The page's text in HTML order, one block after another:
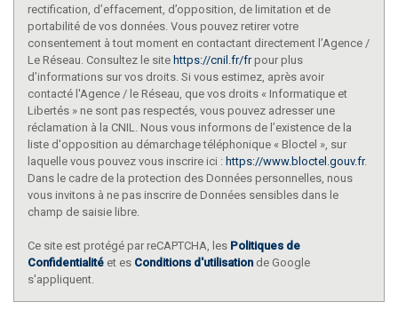
rectification, d’effacement, d’opposition, de limitation et de
portabilité de vos données. Vous pouvez retirer votre
consentement à tout moment en contactant directement l’Agence /
Le Réseau. Consultez le site https://cnil.fr/frpour plus
d’informations sur vos droits. Si vous estimez, après avoir
contacté l'Agence / le Réseau, que vos droits « Informatique et
Libertés » ne sont pas respectés, vous pouvez adresser une
réclamation à la CNIL. Nous vous informons de l’existence de la
liste d'opposition au démarchage téléphonique « Bloctel », sur
laquelle vous pouvez vous inscrire ici : https://www.bloctel.gouv.fr.
Dans le cadre de la protection des Données personnelles, nous
vous invitons à ne pas inscrire de Données sensibles dans le
champ de saisie libre.
Ce site est protégé par reCAPTCHA, les Politiques de
Confidentialité et es Conditions d'utilisation de Google
s'appliquent.